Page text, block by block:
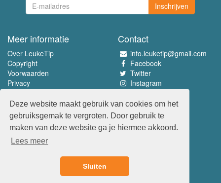
Deze website maakt gebruik van cookies om het
gebruiksgemak te vergroten. Door gebruik te
maken van deze website ga je hiermee akkoord.
Lees meer
Sluiten
Inschrijven
Meer informatie
Over LeukeTip
Copyright
Voorwaarden
Privacy
Contact
info.leuketip@gmail.com
Facebook
Twitter
Instagram
Beleef het allerleukste
www.leuketip.nl
www.leuketip.com
www.leuketip.de